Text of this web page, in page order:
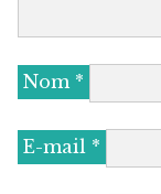
Nom *
E-mail *